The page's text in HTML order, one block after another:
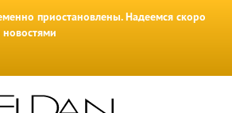
приостановлены. Надеемся скоро
новостями